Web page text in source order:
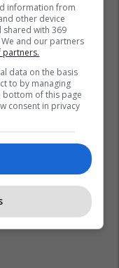
information from
other device
shared with 369
and our partners
partners.
data on the basis
to by managing
bottom of this page
consent in privacy